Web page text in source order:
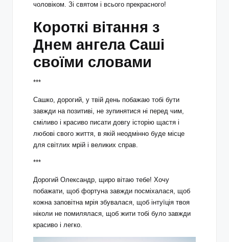
чоловіком. Зі святом і всього прекрасного!
Короткі вітання з
Днем ангела Саші
своїми словами
***
Сашко, дорогий, у твій день побажаю тобі бути
завжди на позитиві, не зупинятися ні перед чим,
сміливо і красиво писати довгу історію щастя і
любові свого життя, в якій неодмінно буде місце
для світлих мрій і великих справ.
***
Дорогий Олександр, щиро вітаю тебе! Хочу
побажати, щоб фортуна завжди посміхалася, щоб
кожна заповітна мрія збувалася, щоб інтуїція твоя
ніколи не помилялася, щоб жити тобі було завжди
красиво і легко.